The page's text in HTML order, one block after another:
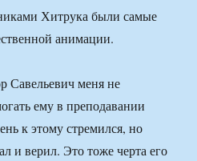
Хитрука были самые
анимации.
меня не
ему в преподавании
к этому стремился, но
и верил. Это тоже черта его